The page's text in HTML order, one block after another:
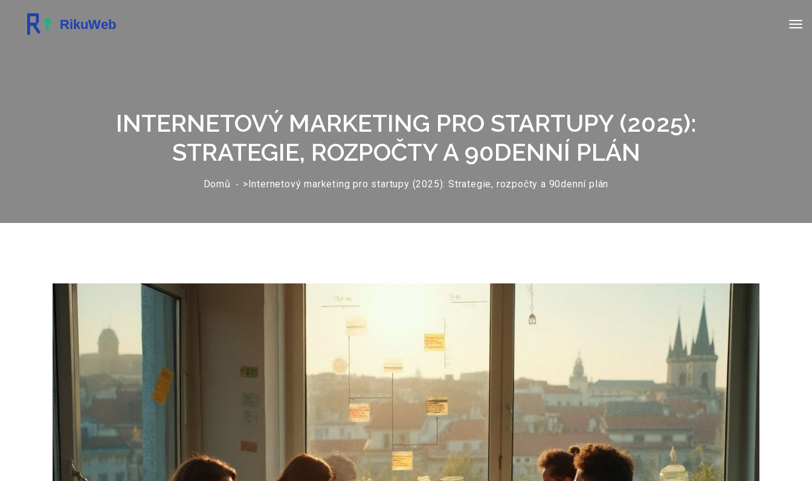
INTERNETOVÝ MARKETING PRO STARTUPY (2025):
STRATEGIE, ROZPOČTY A 90DENNÍ PLÁN
Domů >Internetový marketing pro startupy (2025): Strategie, rozpočty a 90denní plán